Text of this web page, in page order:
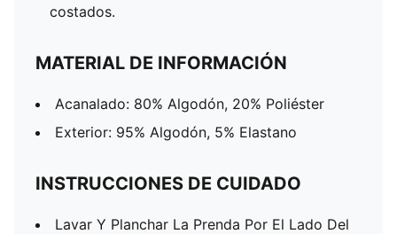
costados.
MATERIAL DE INFORMACIÓN
Acanalado: 80% Algodón, 20% Poliéster
Exterior: 95% Algodón, 5% Elastano
INSTRUCCIONES DE CUIDADO
Lavar Y Planchar La Prenda Por El Lado Del